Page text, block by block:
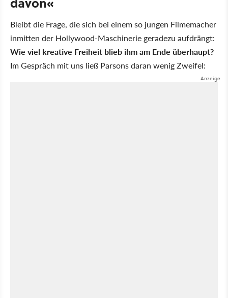
Bleibt die Frage, die sich bei einem so jungen Filmemacher
inmitten der Hollywood-Maschinerie geradezu aufdrängt:
Wie viel kreative Freiheit blieb ihm am Ende überhaupt?
Im Gespräch mit uns ließ Parsons daran wenig Zweifel: